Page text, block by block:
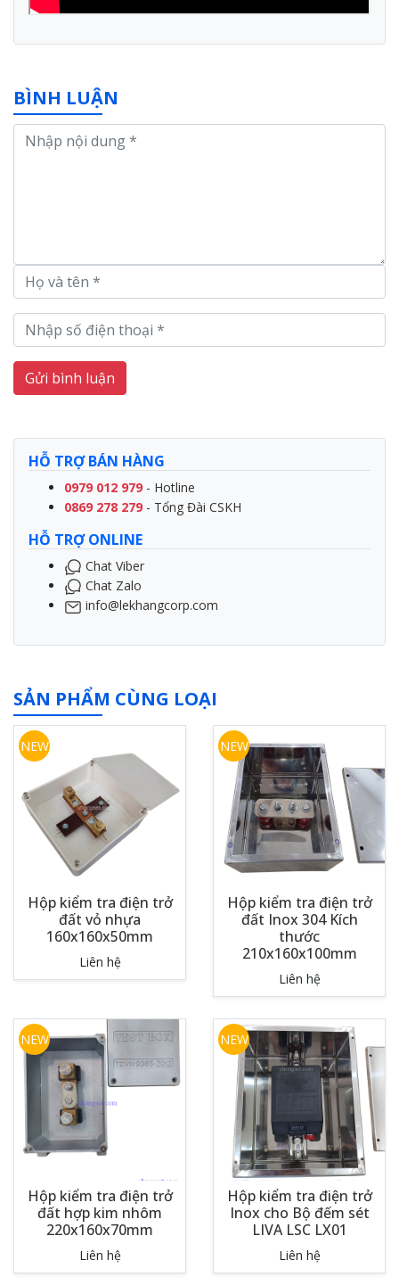
BÌNH LUẬN
Gửi bình luận
HỖ TRỢ BÁN HÀNG
0979 012 979 - Hotline
0869 278 279 - Tổng Đài CSKH
HỖ TRỢ ONLINE
Chat Viber
Chat Zalo
info@lekhangcorp.com
SẢN PHẨM CÙNG LOẠI
NEW
Hộp kiểm tra điện trở
đất vỏ nhựa
160x160x50mm
Liên hệ
NEW
Hộp kiểm tra điện trở
đất Inox 304 Kích
thước
210x160x100mm
Liên hệ
NEW
Hộp kiểm tra điện trở
đất hợp kim nhôm
220x160x70mm
Liên hệ
NEW
Hộp kiểm tra điện trở
Inox cho Bộ đếm sét
LIVA LSC LX01
Liên hệ